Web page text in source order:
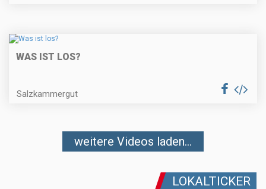
WAS IST LOS?
Salzkammergut
weitere Videos laden...
LOKALTICKER